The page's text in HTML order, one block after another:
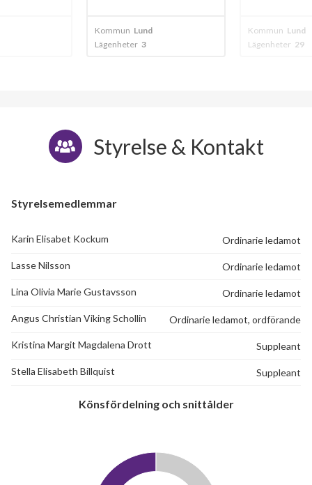
Kommun Lund
Lägenheter 29
Kommun Lund
Lägenheter 8
Styrelse & Kontakt
Styrelsemedlemmar
Karin Elisabet Kockum Ordinarie ledamot
Lasse Nilsson Ordinarie ledamot
Lina Olivia Marie Gustavsson Ordinarie ledamot
Angus Christian Viking Schollin Ordinarie ledamot, ordförande
Kristina Margit Magdalena Drott Suppleant
Stella Elisabeth Billquist Suppleant
Könsfördelning och snittålder